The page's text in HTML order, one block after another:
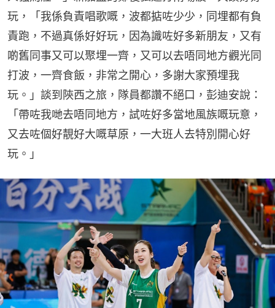
玩，「我係負責唱歌嘅，波都掂咗少少，同埋都有負
責跑，不過真係好好玩，因為識咗好多新朋友，又有
啲舊同事又可以聚埋一齊，又可以去唔同地方觀光同
打波，一齊食飯，非常之開心，多謝大家預埋我
玩。」談到陝西之旅，隊員都讚不絕口，彭迪安說：
「帶咗我哋去唔同地方，試咗好多當地風族嘅玩意，
又去咗個好靚好大嘅草原，一大班人去特別開心好
玩。」